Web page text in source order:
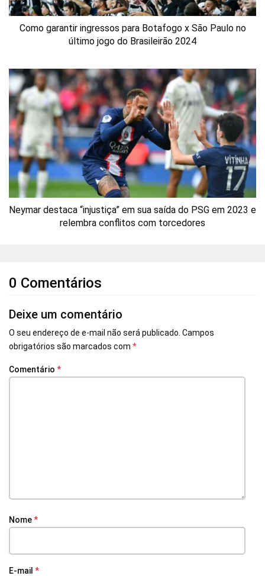
Como garantir ingressos para Botafogo x São Paulo no
último jogo do Brasileirão 2024
Neymar destaca “injustiça” em sua saída do PSG em 2023 e
relembra conflitos com torcedores
0 Comentários
Deixe um comentário
O seu endereço de e-mail não será publicado. Campos
obrigatórios são marcados com *
Comentário *
Nome*
E-mail *